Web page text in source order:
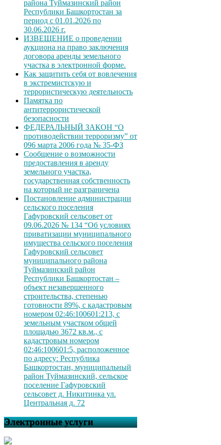
района Туймазинский район
Республики Башкортостан за
период с 01.01.2026 по
30.06.2026 г.
ИЗВЕЩЕНИЕ о проведении
аукциона на право заключения
договора аренды земельного
участка в электронной форме.
Как защитить себя от вовлечения
в экстремистскую и
террористическую деятельность
Памятка по
антитеррористической
безопасности
ФЕДЕРАЛЬНЫЙ ЗАКОН “О
противодействии терроризму” от
096 марта 2006 года № 35-ФЗ
Сообщение о возможности
предоставления в аренду
земельного участка,
государственная собственность
на который не разграничена
Постановление администрации
сельского поселения
Гафуровский сельсовет от
09.06.2026 № 134 “Об условиях
приватизации муниципального
имущества сельского поселения
Гафуровский сельсовет
муниципального района
Туймазинский район
Республики Башкортостан –
объект незавершенного
строительства, степенью
готовности 89%, с кадастровым
номером 02:46:100601:213, с
земельным участком общей
площадью 3672 кв.м., с
кадастровым номером
02:46:100601:5, расположенное
по адресу: Республика
Башкортостан, муниципальный
район Туймазинский, сельское
поселение Гафуровский
сельсовет д. Никитинка ул.
Центральная д. 72
Электронные услуги